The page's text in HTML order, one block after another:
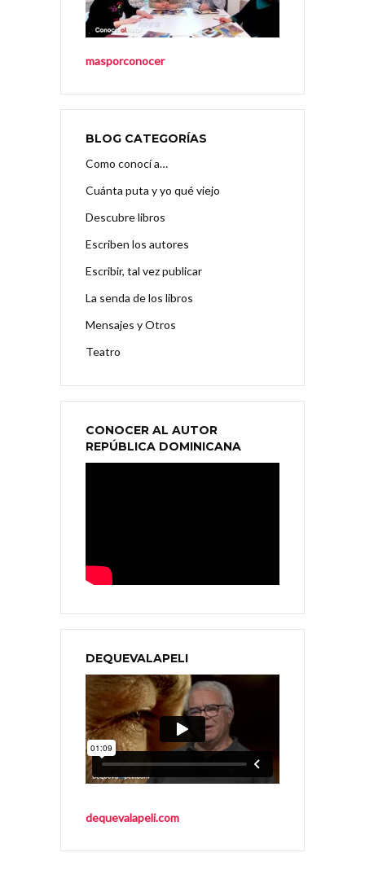
masporconocer
BLOG CATEGORÍAS
Como conocí a…
Cuánta puta y yo qué viejo
Descubre libros
Escriben los autores
Escribir, tal vez publicar
La senda de los libros
Mensajes y Otros
Teatro
CONOCER AL AUTOR
REPÚBLICA DOMINICANA
DEQUEVALAPELI
dequevalapeli.com